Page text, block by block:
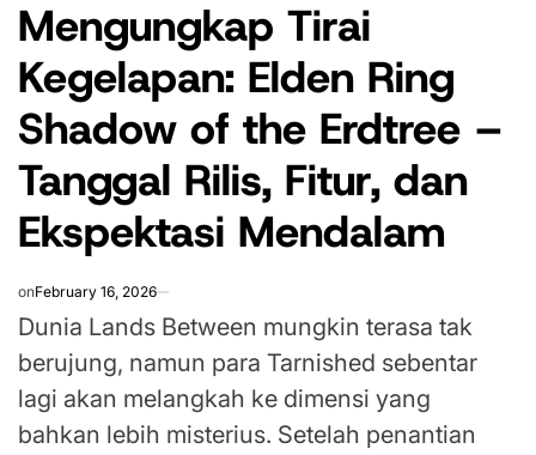
IN
Mengungkap Tirai
Kegelapan: Elden Ring
Shadow of the Erdtree –
Tanggal Rilis, Fitur, dan
Ekspektasi Mendalam
onFebruary 16, 2026
Dunia Lands Between mungkin terasa tak
berujung, namun para Tarnished sebentar
lagi akan melangkah ke dimensi yang
bahkan lebih misterius. Setelah penantian